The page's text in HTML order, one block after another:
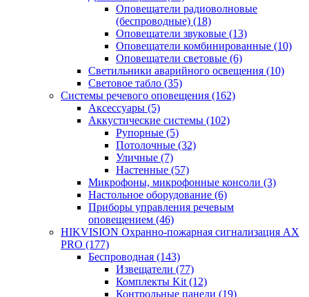
Оповещатели радиоволновые
(беспроводные) (18)
Оповещатели звуковые (13)
Оповещатели комбинированные (10)
Оповещатели световые (6)
Светильники аварийного освещения (10)
Световое табло (35)
Системы речевого оповещения (162)
Аксессуары (5)
Аккустические системы (102)
Рупорные (5)
Потолочные (32)
Уличные (7)
Настенные (57)
Микрофоны, микрофонные консоли (3)
Настольное оборудование (6)
Приборы управления речевым
оповещением (46)
HIKVISION Охранно-пожарная сигнализация AX
PRO (177)
Беспроводная (143)
Извещатели (77)
Комплекты Kit (12)
Контрольные панели (19)